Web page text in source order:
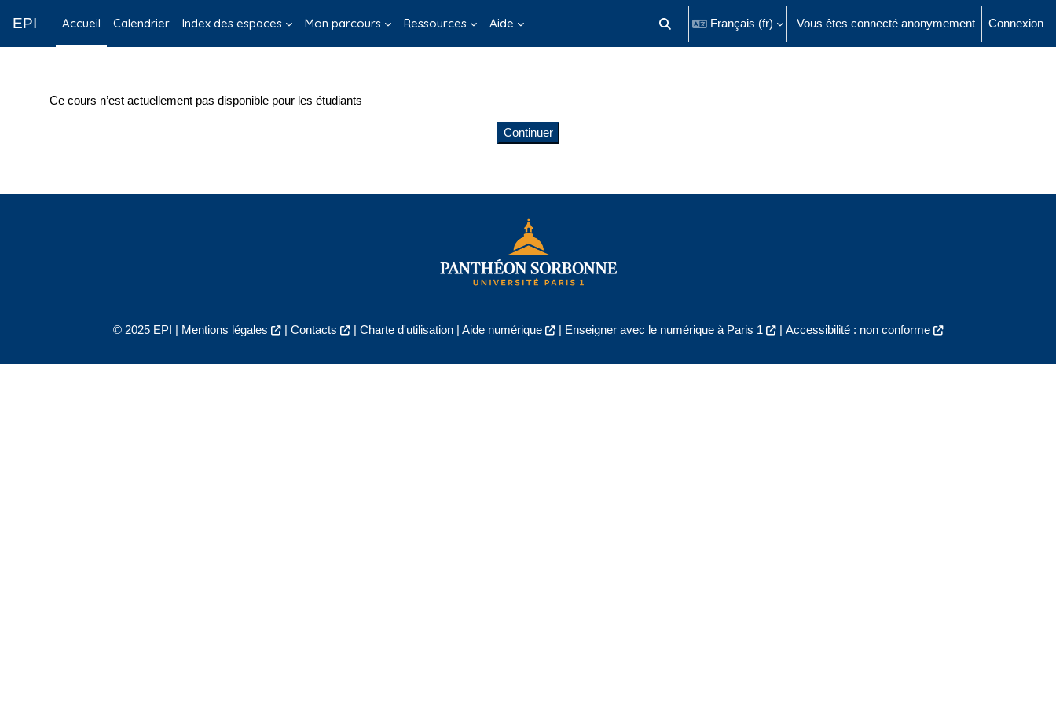
EPI Accueil Calendrier Index des espaces Mon parcours Ressources Aide Activer/désactiver la saisie de recherche
Français ‎(fr)‎ Vous êtes connecté anonymement Connexion
Ce cours n’est actuellement pas disponible pour les étudiants
Continuer
© 2025 EPI | Mentions légales | Contacts | Charte d'utilisation| Aide numérique | Enseigner avec le numérique à Paris 1 | Accessibilité : non conforme